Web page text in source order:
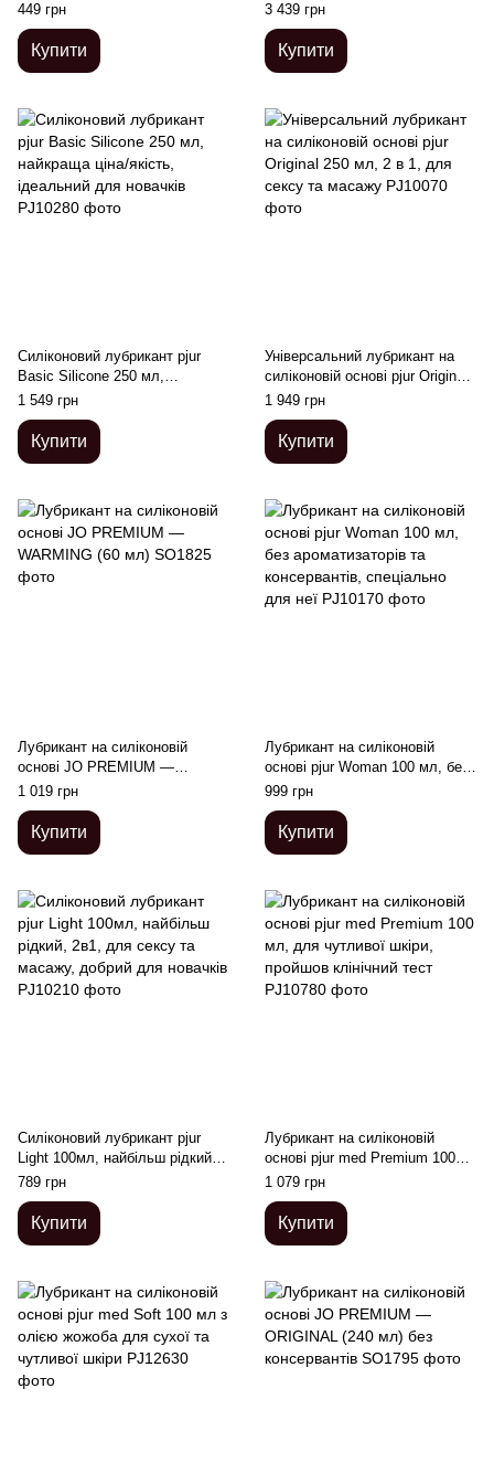
30 мл, 2в1: для сексу та
масажу
449 грн
Купити
ORIGINAL (480 мл) без
консервантів
3 439 грн
Купити
Силіконовий лубрикант pjur
Basic Silicone 250 мл,
найкраща ціна/якість,
ідеальний для новачків
1 549 грн
Купити
Універсальний лубрикант на
силіконовій основі pjur Original
250 мл, 2 в 1, для сексу та
масажу
1 949 грн
Купити
Лубрикант на силіконовій
основі JO PREMIUM —
WARMING (60 мл)
1 019 грн
Купити
Лубрикант на силіконовій
основі pjur Woman 100 мл, без
ароматизаторів та
консервантів, спеціально для
неї
999 грн
Купити
Силіконовий лубрикант pjur
Light 100мл, найбільш рідкий,
2в1, для сексу та масажу,
добрий для новачків
789 грн
Купити
Лубрикант на силіконовій
основі pjur med Premium 100
мл, для чутливої ​​шкіри,
пройшов клінічний тест
1 079 грн
Купити